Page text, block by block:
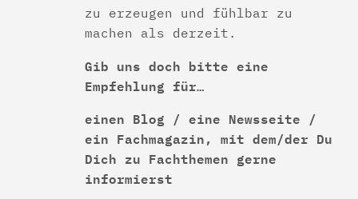
zu erzeugen und fühlbar zu
machen als derzeit.
Gib uns doch bitte eine
Empfehlung für…
einen Blog / eine Newsseite /
ein Fachmagazin, mit dem/der Du
Dich zu Fachthemen gerne
informierst